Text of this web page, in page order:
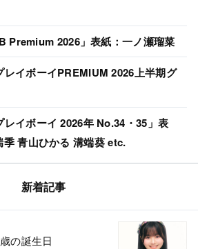
Premium 2026」表紙：一ノ瀬瑠菜
レイボーイPREMIUM 2026上半期グ
レイボーイ 2026年 No.34・35」表
青山ひかる 溝端葵 etc.
新着記事
の誕生日